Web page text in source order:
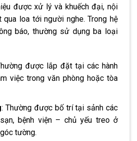
được xử lý và khuếch đại, nội
loa tới người nghe. Trong hệ
báo, thường sử dụng ba loại
được lắp đặt tại các hành
việc trong văn phòng hoặc tòa
: Thường được bố trí tại sảnh các
bệnh viện – chủ yếu treo ở
tường.